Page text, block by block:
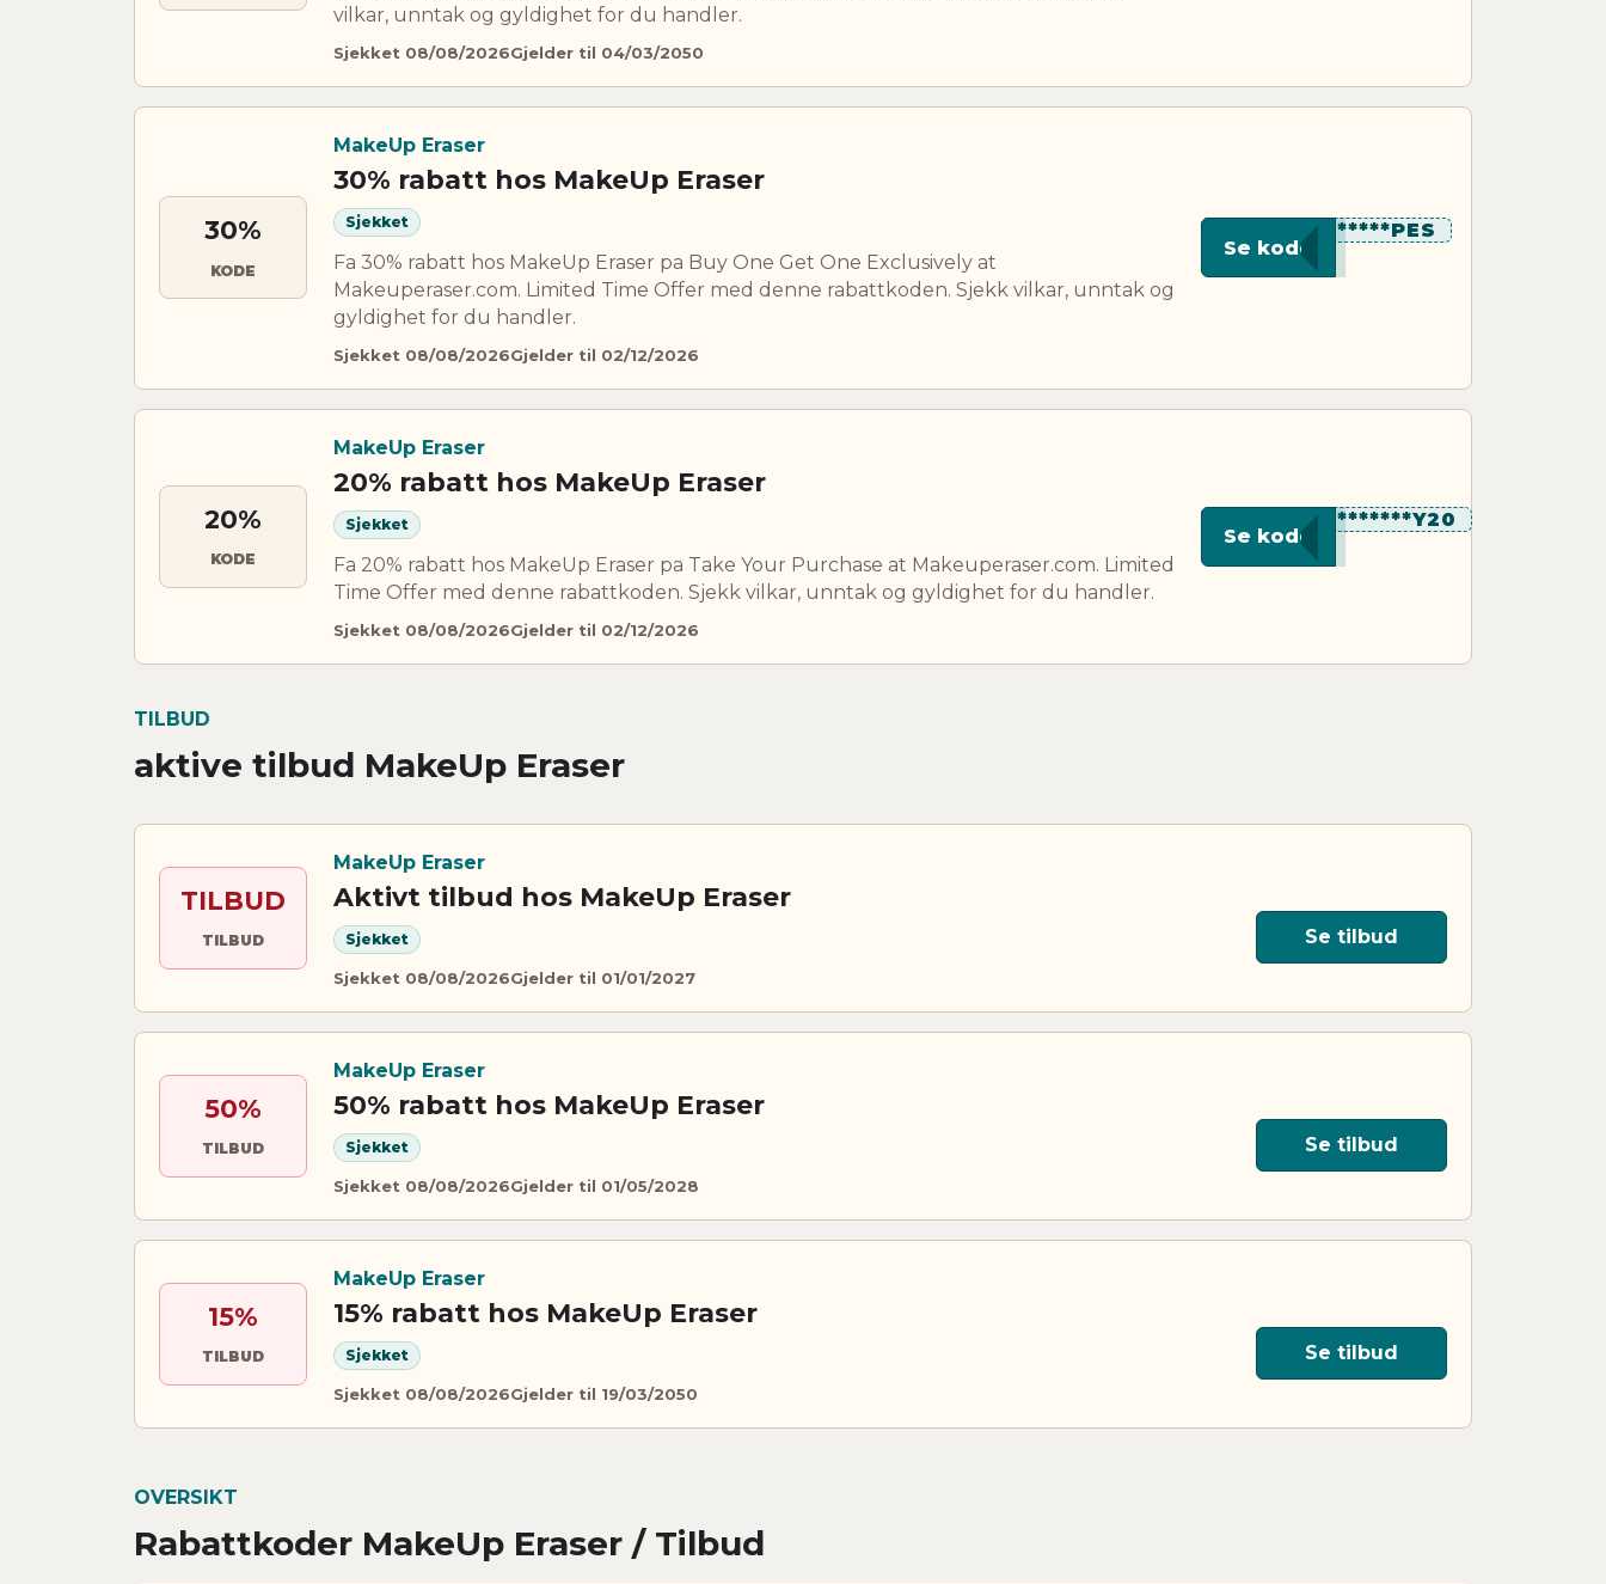
vilkar, unntak og gyldighet for du handler.
Sjekket 08/08/2026Gjelder til 04/03/2050
30%
KODE
MakeUp Eraser
30% rabatt hos MakeUp Eraser
Sjekket
Fa 30% rabatt hos MakeUp Eraser pa Buy One Get One Exclusively at
Makeuperaser.com. Limited Time Offer med denne rabattkoden. Sjekk vilkar, unntak og
gyldighet for du handler.
Sjekket 08/08/2026Gjelder til 02/12/2026
********PES
Se kode
20%
KODE
MakeUp Eraser
20% rabatt hos MakeUp Eraser
Sjekket
Fa 20% rabatt hos MakeUp Eraser pa Take Your Purchase at Makeuperaser.com. Limited
Time Offer med denne rabattkoden. Sjekk vilkar, unntak og gyldighet for du handler.
Sjekket 08/08/2026Gjelder til 02/12/2026
**********Y20
Se kode
TILBUD
aktive tilbud MakeUp Eraser
TILBUD
TILBUD
MakeUp Eraser
Aktivt tilbud hos MakeUp Eraser
Sjekket
Sjekket 08/08/2026Gjelder til 01/01/2027
Se tilbud
50%
TILBUD
MakeUp Eraser
50% rabatt hos MakeUp Eraser
Sjekket
Sjekket 08/08/2026Gjelder til 01/05/2028
Se tilbud
15%
TILBUD
MakeUp Eraser
15% rabatt hos MakeUp Eraser
Sjekket
Sjekket 08/08/2026Gjelder til 19/03/2050
Se tilbud
OVERSIKT
Rabattkoder MakeUp Eraser / Tilbud